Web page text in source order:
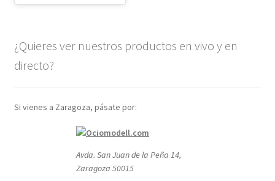
¿Quieres ver nuestros productos en vivo y en
directo?
Si vienes a Zaragoza, pásate por:
Avda. San Juan de la Peña 14,
Zaragoza 50015